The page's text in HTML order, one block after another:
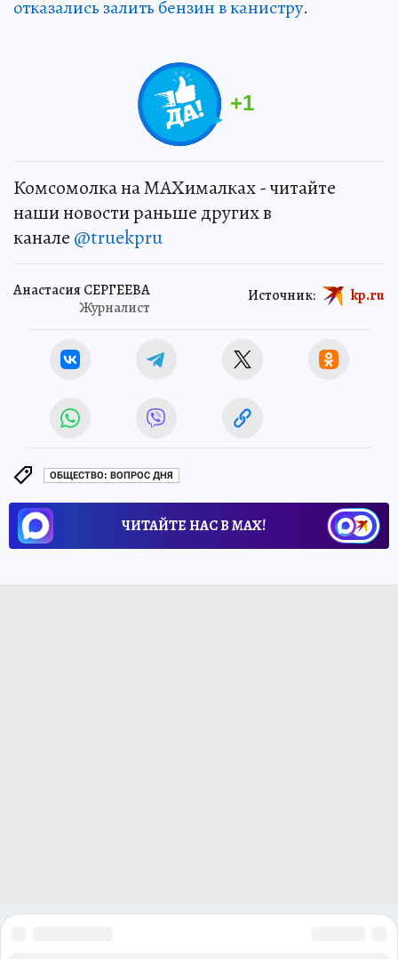
отказались залить бензин в канистру.
+1
Комсомолка на MAXималках - читайте
наши новости раньше других в
канале @truekpru
Анастасия СЕРГЕЕВА
Журналист
Источник: kp.ru
ОБЩЕСТВО: ВОПРОС ДНЯ
ЧИТАЙТЕ НАС В МАХ!